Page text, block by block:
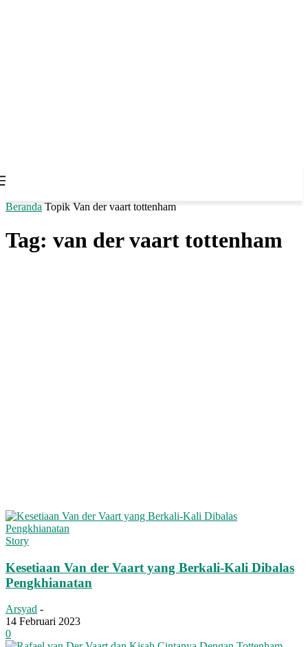
Beranda Topik Van der vaart tottenham
Tag: van der vaart tottenham
Story
Kesetiaan Van der Vaart yang Berkali-Kali Dibalas
Pengkhianatan
Arsyad -
14 Februari 2023
0